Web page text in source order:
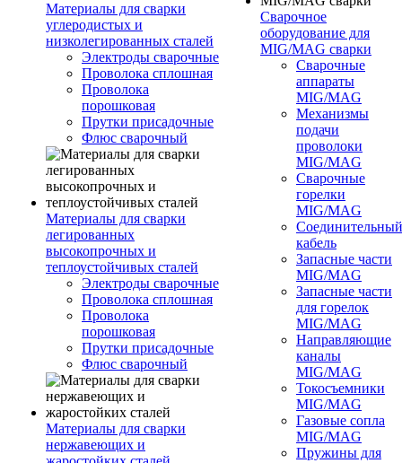
Материалы для сварки
углеродистых и
низколегированных сталей
Электроды сварочные
Проволока сплошная
Проволока
порошковая
Прутки присадочные
Флюс сварочный
Материалы для сварки
легированных
высокопрочных и
теплоустойчивых сталей
Электроды сварочные
Проволока сплошная
Проволока
порошковая
Прутки присадочные
Флюс сварочный
Материалы для сварки
нержавеющих и
Сварочное
оборудование для
MIG/MAG сварки
Сварочные
аппараты
MIG/MAG
Механизмы
подачи
проволоки
MIG/MAG
Сварочные
горелки
MIG/MAG
Соединительный
кабель
Запасные части
MIG/MAG
Запасные части
для горелок
MIG/MAG
Направляющие
каналы
MIG/MAG
Токосъемники
MIG/MAG
Газовые сопла
MIG/MAG
Пружины для